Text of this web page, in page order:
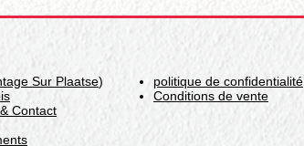
Sur Plaatse)
Contact
politique de confidentialité
Conditions de vente